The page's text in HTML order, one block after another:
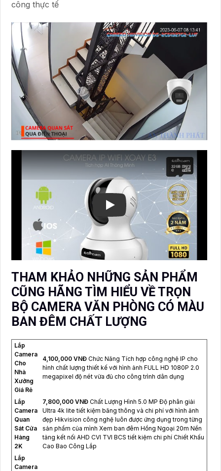
công thực tế
THAM KHẢO NHỮNG SẢN PHẨM
CŨNG HÃNG TÌM HIỂU VỀ TRỌN
BỘ CAMERA VĂN PHÒNG CÓ MÀU
BAN ĐÊM CHẤT LƯỢNG
Lắp
Camera
Cho
Nhà
Xưởng
Giá Rẻ
4,100,000 VNĐ Chức Năng Tích hợp công nghệ IP cho
hình chất lượng thiết kế với hình ảnh FULL HD 1080P 2.0
megapixel độ nét vừa đủ cho công trình dân dụng
Lắp
Camera
Quan
Sát Cửa
Hàng
2K
7,800,000 VNĐ Chất Lượng Hình 5.0 MP Độ phân giải
Ultra 4k lite tiết kiệm băng thông và chi phí với hình ảnh
đẹp Hikvision công nghệ luôn được ứng dụng trong từng
sản phẩm của mình Xem ban đêm Hồng Ngoại 20m Nền
tảng kết nối AHD CVI TVI BCS tiết kiệm chi phí Chiết Khấu
Cao Bao Công Lắp
Lắp
Camera